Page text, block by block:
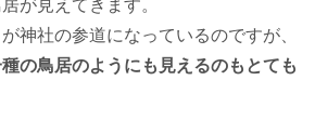
が見えてきます。
神社の参道になっているのですが、
の鳥居のようにも見えるのもとても